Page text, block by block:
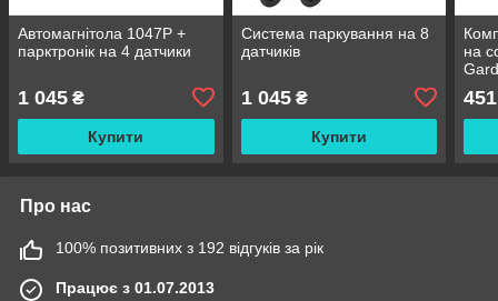
Автомагнітола 1047P +
парктронік на 4 датчики
1 045 ₴
Купити
Система паркування на 8
датчиків
1 045₴
Купити
на
451
Про нас
100% позитивних з 192 відгуків за рік
Працює з 01.07.2013